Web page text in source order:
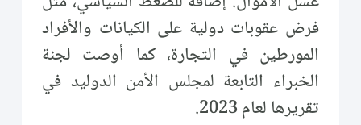
فرض عقوبات دولية على الكيانات والأفراد
المورطين في التجارة، كما أوصت لجنة
الخبراء التابعة لمجلس الأمن الدوليد في
تقريرها لعام 2023.